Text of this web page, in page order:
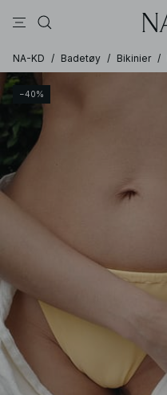
NA-KD / Badetøy / Bikinier /
−40%